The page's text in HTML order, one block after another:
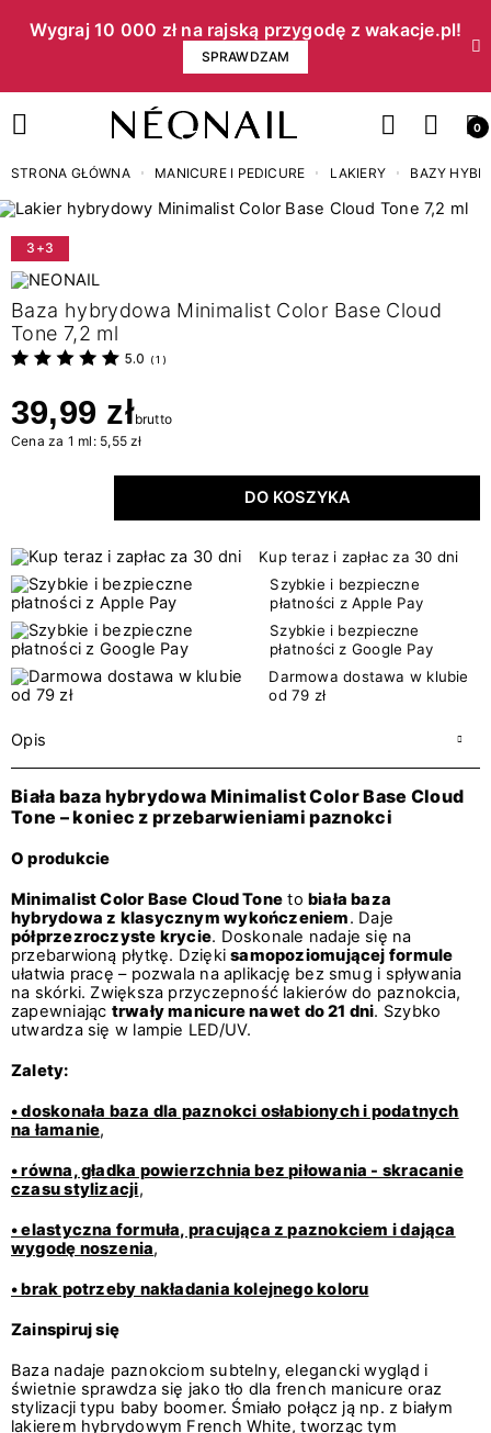
Wygraj 10 000 zł na rajską przygodę z wakacje.pl!​
SPRAWDZAM
0
STRONA GŁÓWNA MANICURE I PEDICURE LAKIERY BAZY
3+3
Baza hybrydowa Minimalist Color Base Cloud
Tone 7,2 ml
5.0 ( 1 )
39,99 złbrutto
Cena za 1 ml: 5,55 zł
DO KOSZYKA
Kup teraz i zapłac za 30 dni
Szybkie i bezpieczne
płatności z Apple Pay
Szybkie i bezpieczne
płatności z Google Pay
Darmowa dostawa w klubie
od 79 zł
Opis
Biała baza hybrydowa Minimalist Color Base Cloud
Tone – koniec z przebarwieniami paznokci
O produkcie
Minimalist Color Base Cloud Tone to biała baza
hybrydowa z klasycznym wykończeniem. Daje
półprzezroczyste krycie. Doskonale nadaje się na
przebarwioną płytkę. Dziękisamopoziomującej formule
ułatwia pracę – pozwala na aplikację bez smug i spływania
na skórki. Zwiększa przyczepność lakierów do paznokcia,
zapewniając trwały manicure nawet do 21 dni. Szybko
utwardza się w lampie LED/UV.
Zalety:
• doskonała baza dla paznokci osłabionych i podatnych
na łamanie,
• równa, gładka powierzchnia bez piłowania - skracanie
czasu stylizacji,
• elastyczna formuła, pracująca z paznokciem i dająca
wygodę noszenia,
• brak potrzeby nakładania kolejnego koloru
Zainspiruj się
Baza nadaje paznokciom subtelny, elegancki wygląd i
świetnie sprawdza się jako tło dla french manicure oraz
stylizacji typu baby boomer. Śmiało połącz ją np. z białym
lakierem hybrydowym French White, tworząc tym